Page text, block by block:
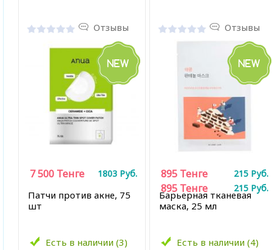
Отзывы
Патчи против акне, 75
шт
Есть в наличии (3)
7 500 Тенге 1803 Руб.
Отзывы
Барьерная тканевая
маска, 25 мл
Есть в наличии (4)
895 Тенге 215 Руб.
895 Тенге 215 Руб.